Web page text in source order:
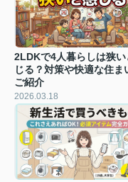
2LDKで4人暮らしは狭い
じる？対策や快適な住ま
ご紹介
2026.03.18